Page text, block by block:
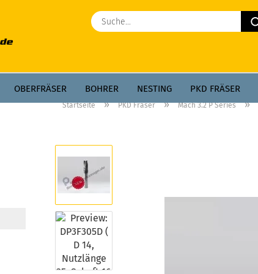
OBERFRÄSER BOHRER NESTING PKD FRÄSER
Startseite » PKD Fräser » Mach 3.2 P Series »